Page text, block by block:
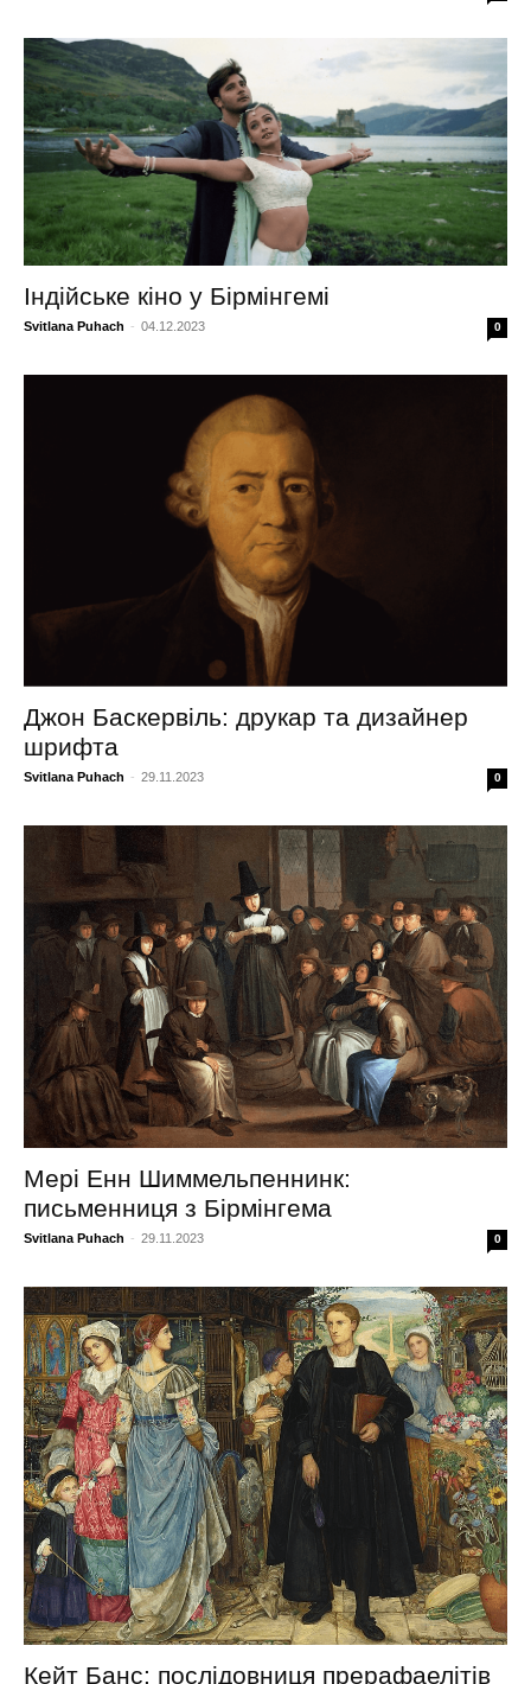
Індійське кіно у Бірмінгемі
Svitlana Puhach - 04.12.2023 0
Джон Баскервіль: друкар та дизайнер
шрифта
Svitlana Puhach - 29.11.2023 0
Мері Енн Шиммельпеннинк:
письменниця з Бірмінгема
Svitlana Puhach - 29.11.2023 0
Кейт Банс: послідовниця прерафаелітів